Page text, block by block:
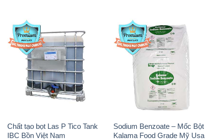
Chất tạo bọt Las P Tico Tank
IBC Bồn Việt Nam
Sodium Benzoate – Mốc Bột
Kalama Food Grade Mỹ Usa